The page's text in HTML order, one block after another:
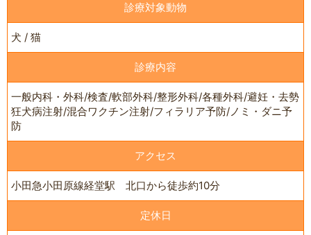
診療対象動物
犬 / 猫
診療内容
一般内科・外科/検査/軟部外科/整形外科/各種外科/避妊・去勢
狂犬病注射/混合ワクチン注射/フィラリア予防/ノミ・ダニ予
防
アクセス
小田急小田原線経堂駅 北口から徒歩約10分
定休日